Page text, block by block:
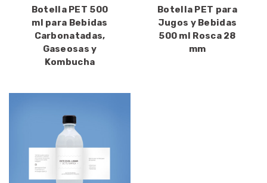
Botella PET 500
ml para Bebidas
Carbonatadas,
Gaseosas y
Kombucha
Botella PET para
Jugos y Bebidas
500 ml Rosca 28
mm